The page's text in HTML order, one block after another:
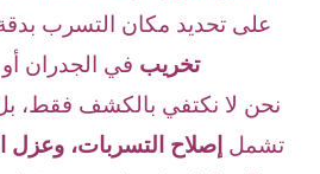
على تحديد مكان التسرب
تخريب في الجدران
نحن لا نكتفي بالكشف فقط،
تشملإصلاح التسربات، وعزل